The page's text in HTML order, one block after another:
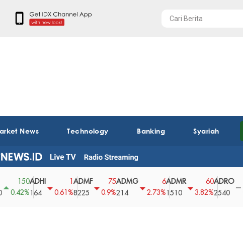
News Technology Banking Syariah
ADHI
164
0.61%
ADMF
8225
75
0.9%
ADMG
214
2.73%
ADMR
1510
3.82%
ADRO
2540
0
0%
43